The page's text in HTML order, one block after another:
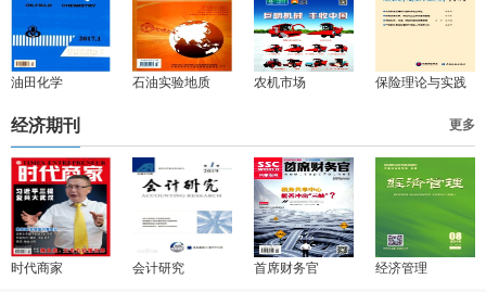
油田化学 石油实验地质 农机市场 保险理论与实践
经济期刊 更多
时代商家 会计研究 首席财务官 经济管理